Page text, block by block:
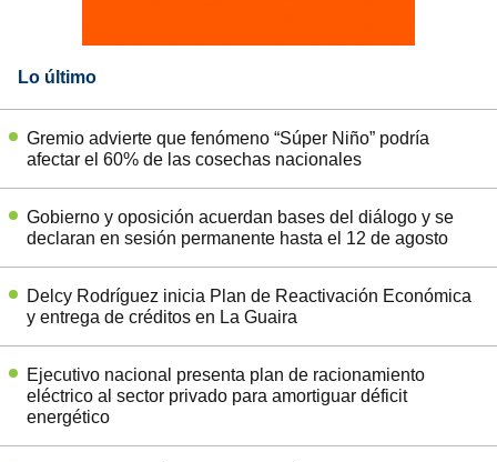
Lo último
Gremio advierte que fenómeno “Súper Niño” podría
afectar el 60% de las cosechas nacionales
Gobierno y oposición acuerdan bases del diálogo y se
declaran en sesión permanente hasta el 12 de agosto
Delcy Rodríguez inicia Plan de Reactivación Económica
y entrega de créditos en La Guaira
Ejecutivo nacional presenta plan de racionamiento
eléctrico al sector privado para amortiguar déficit
energético